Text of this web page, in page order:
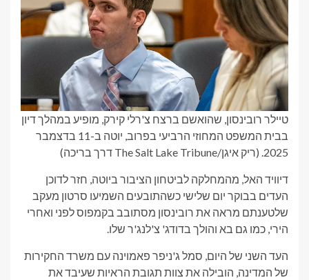
טיילר רובינסון, שהואשם ברצח צ'רלי קירק, מופיע במהלך דיון
בבית המשפט המחוזי הרביעי בפרוב, יוטה ב-11 בדצמבר
2025. (ריק איגן/The Salt Lake Tribune דרך בריכה)
דיוויד האל, מהמחלקה לביטחון הציבור ביוטה, חזר לדוכן
העדים בבוקר יום שלישי כשהתובעים השמיעו סרטון מעקב
שלטענתם מראה את רובינסון מסתובב בקמפוס לפני ואחרי
הירי, כמו גם בא והולך בדודג' צ'לנג'ר שלו.
העד השני של היום, סמל ג'ניפר פאמוינה עם משרד החקירות
של המדינה, הובילה את צוות תגובת הראיות שעיבד את